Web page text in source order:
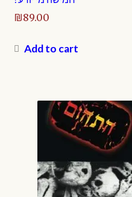
₪89.00
Add to cart